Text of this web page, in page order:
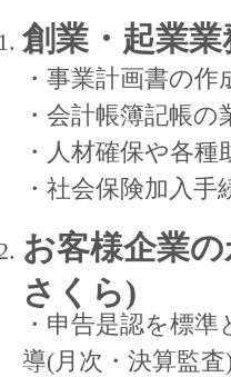
創業・起業業
・事業計画書の
・会計帳簿記帳
・人材確保や各
・社会保険加入
お客様企業
さくら)
・申告是認を標
導(月次・決算監査